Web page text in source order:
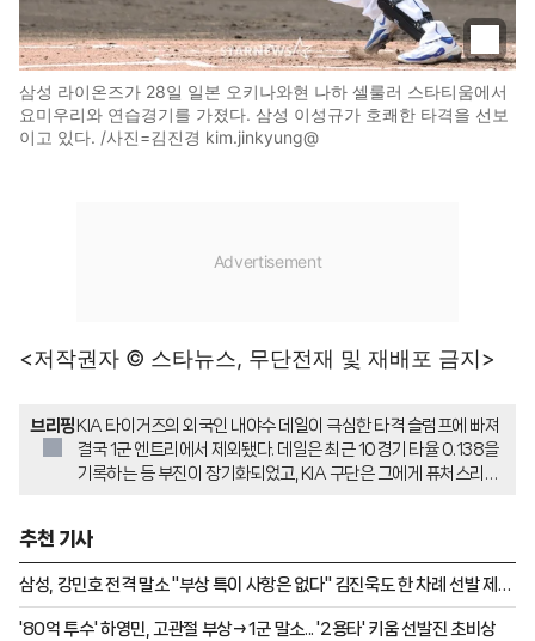
삼성 라이온즈가 28일 일본 오키나와현 나하 셀룰러 스타티움에서
요미우리와 연습경기를 가졌다. 삼성 이성규가 호쾌한 타격을 선보
이고 있다. /사진=김진경 kim.jinkyung@
<저작권자 © 스타뉴스, 무단전재 및 재배포 금지>
브리핑 KIA 타이거즈의 외국인 내야수 데일이 극심한 타격 슬럼프에 빠져
결국 1군 엔트리에서 제외됐다. 데일은 최근 10경기 타율 0.138을
기록하는 등 부진이 장기화되었고, KIA 구단은 그에게 퓨처스리그
추천 기사
삼성, 강민호 전격 말소 "부상 특이 사항은 없다" 김진욱도 한 차례 선발 제외
→1군 동행
'80억 투수' 하영민, 고관절 부상→1군 말소... '2용타' 키움 선발진 초비상